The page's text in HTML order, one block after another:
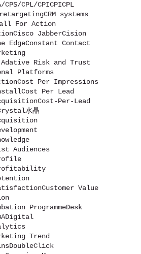
CPS/CPL/CPICPICPL
retargetingCRM systems
For Action
Cisco JabberCision
EdgeConstant Contact
Adative Risk and Trust
Platforms
Cost Per Impressions
Cost Per Lead
Cost-Per-Lead
水晶
Audiences
Customer Value
ProgrammeDesk
Digital
Trend
DoubleClick